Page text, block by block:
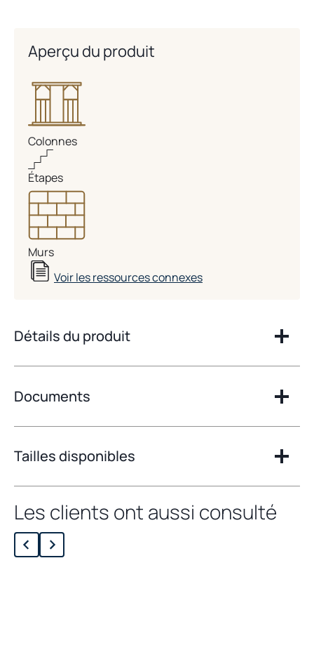
Aperçu du produit
Colonnes
Étapes
Murs
Voir les ressources connexes
Détails du produit
Documents
Tailles disponibles
Les clients ont aussi consulté